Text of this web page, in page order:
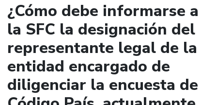
¿Cómo debe informarse a
la SFC la designación del
representante legal de la
entidad encargado de
diligenciar la encuesta de